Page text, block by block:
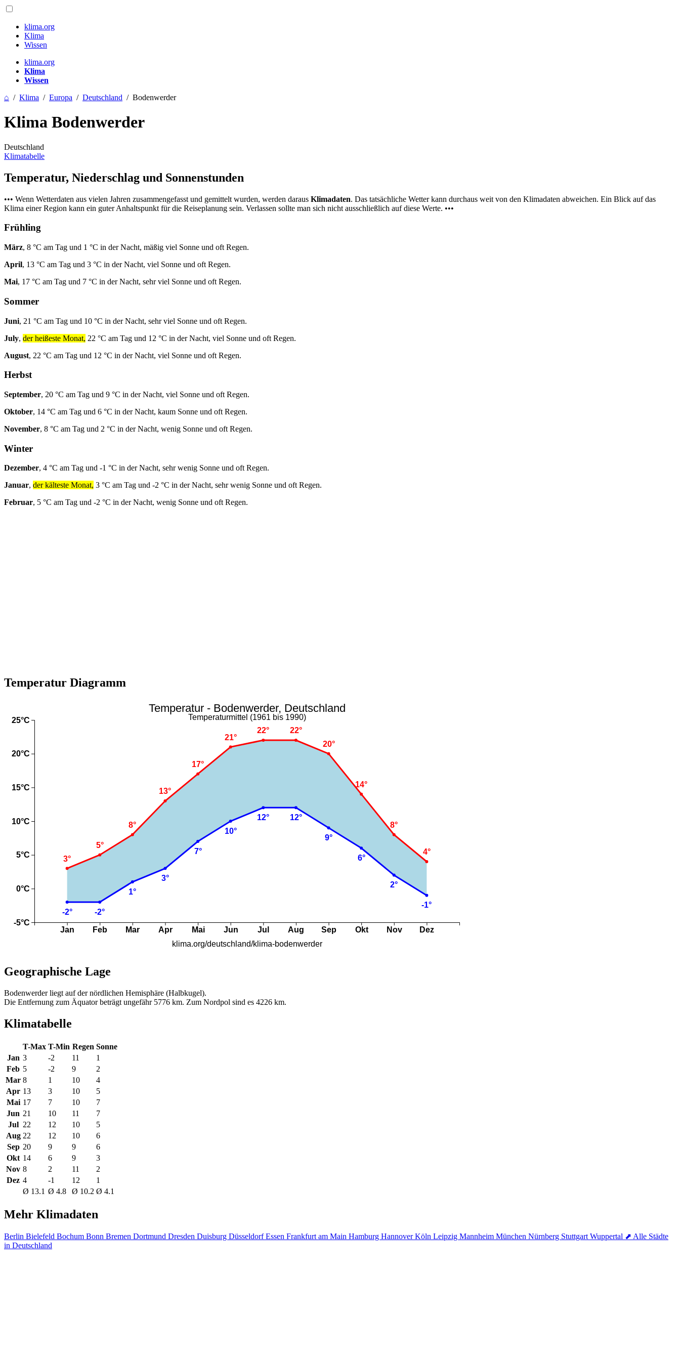
klima.org
Klima
Wissen
klima.org
Klima
Wissen
⌂ / Klima / Europa / Deutschland / Bodenwerder
Klima Bodenwerder
Deutschland
Klimatabelle
Temperatur, Niederschlag und Sonnenstunden
••• Wenn Wetterdaten aus vielen Jahren zusammengefasst und gemittelt wurden, werden daraus Klimadaten. Das tatsächliche Wetter kann durchaus weit von den Klimadaten abweichen. Ein Blick auf das
Klima einer Region kann ein guter Anhaltspunkt für die Reiseplanung sein. Verlassen sollte man sich nicht ausschließlich auf diese Werte. •••
Frühling
März, 8 °C am Tag und 1 °C in der Nacht, mäßig viel Sonne und oft Regen.
April, 13 °C am Tag und 3 °C in der Nacht, viel Sonne und oft Regen.
Mai, 17 °C am Tag und 7 °C in der Nacht, sehr viel Sonne und oft Regen.
Sommer
Juni, 21 °C am Tag und 10 °C in der Nacht, sehr viel Sonne und oft Regen.
July, der heißeste Monat, 22 °C am Tag und 12 °C in der Nacht, viel Sonne und oft Regen.
August, 22 °C am Tag und 12 °C in der Nacht, viel Sonne und oft Regen.
Herbst
September, 20 °C am Tag und 9 °C in der Nacht, viel Sonne und oft Regen.
Oktober, 14 °C am Tag und 6 °C in der Nacht, kaum Sonne und oft Regen.
November, 8 °C am Tag und 2 °C in der Nacht, wenig Sonne und oft Regen.
Winter
Dezember, 4 °C am Tag und -1 °C in der Nacht, sehr wenig Sonne und oft Regen.
Januar, der kälteste Monat, 3 °C am Tag und -2 °C in der Nacht, sehr wenig Sonne und oft Regen.
Februar, 5 °C am Tag und -2 °C in der Nacht, wenig Sonne und oft Regen.
Temperatur Diagramm
Geographische Lage
Bodenwerder liegt auf der nördlichen Hemisphäre (Halbkugel).
Die Entfernung zum Äquator beträgt ungefähr 5776 km. Zum Nordpol sind es 4226 km.
Klimatabelle
T-Max T-Min Regen Sonne
Jan 3 -2 11
1
Feb 5 -2 9
2
Mar 8 1 10
4
Apr 13 3 10
5
Mai 17 7 10
7
Jun 21 10 11
7
Jul 22 12 10
5
Aug 22 12 10
6
Sep 20 9 9
6
Okt 14 6 9
3
Nov 8 2 11
2
Dez 4 -1 12
1
Ø 13.1 Ø 4.8 Ø 10.2 Ø 4.1
Mehr Klimadaten
Berlin Bielefeld Bochum Bonn Bremen Dortmund Dresden Duisburg DüsseldorfEssen Frankfurt am Main Hamburg HannoverKöln Leipzig Mannheim München Nürnberg Stuttgart Wuppertal ⬈ Alle Städte
in Deutschland